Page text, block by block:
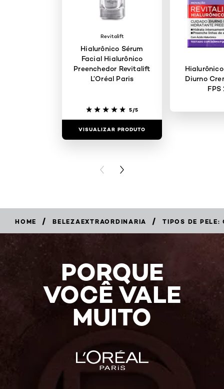
Revitalift
Hialurônico Sérum
Facial Hialurônico
Preenchedor Revitalift
L’Oréal Paris
5/5
VISUALIZAR PRODUTO
Diurno
FPS
PREVIOUS CARD
NEXT CARD
HOME / BELEZAEXTRAORDINARIA / TIPOS DE PELE:
PORQUE
VOCÊ VALE
MUITO